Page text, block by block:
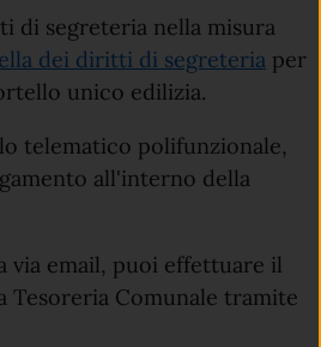
di segreteria nella misura
dei diritti di segreteria per
unico edilizia.
telematico polifunzionale,
all'interno della
via email, puoi effettuare il
Tesoreria Comunale tramite